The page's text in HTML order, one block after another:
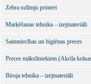
Zebra uzlīmju printeri
Marķēšanas tehnika – izejmateriāli
Saimniecības un higiēnas preces
Preces māksliniekiem (Akrila
Biroja tehnika – izejmateriāli